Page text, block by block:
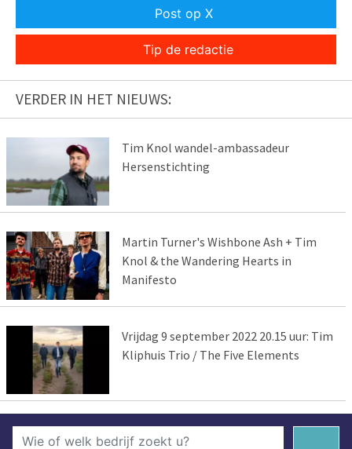
Post op X
Tip de redactie
VERDER IN HET NIEUWS:
Tim Knol wandel-ambassadeur
Hersenstichting
Martin Turner's Wishbone Ash + Tim
Knol & the Wandering Hearts in
Manifesto
Vrijdag 9 september 2022 20.15 uur: Tim
Kliphuis Trio / The Five Elements